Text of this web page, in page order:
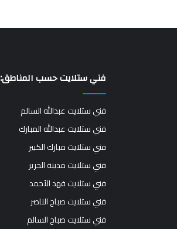
فني ستلايت حسب المناطق:
فني ستلايت عبدالله السالم
فني ستلايت عبدالله المبارك
فني ستلايت مبارك الكبير
فني ستلايت مدينة الحرير
فني ستلايت فهد الأحمد
فني ستلايت صباح الناصر
فني ستلايت صباح السالم